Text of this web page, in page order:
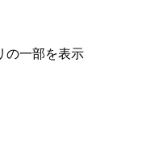
の一部を表示